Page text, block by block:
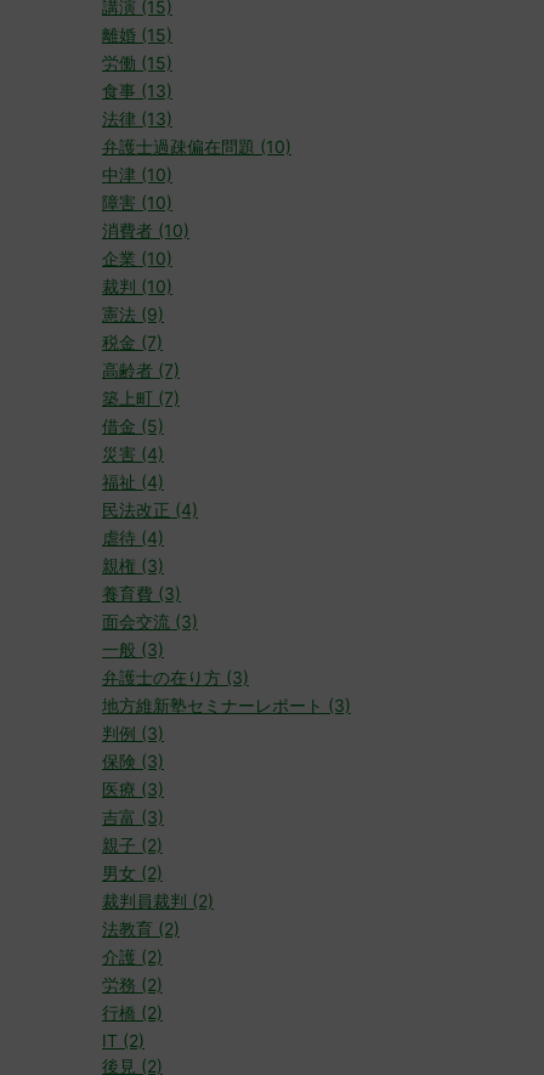
講演 (15)
離婚 (15)
労働 (15)
食事 (13)
法律 (13)
弁護士過疎偏在問題 (10)
中津 (10)
障害 (10)
消費者 (10)
企業 (10)
裁判 (10)
憲法 (9)
税金 (7)
高齢者 (7)
築上町 (7)
借金 (5)
災害 (4)
福祉 (4)
民法改正 (4)
虐待 (4)
親権 (3)
養育費 (3)
面会交流 (3)
一般 (3)
弁護士の在り方 (3)
地方維新塾セミナーレポート (3)
判例 (3)
保険 (3)
医療 (3)
吉富 (3)
親子 (2)
男女 (2)
裁判員裁判 (2)
法教育 (2)
介護 (2)
労務 (2)
行橋 (2)
IT (2)
後見 (2)